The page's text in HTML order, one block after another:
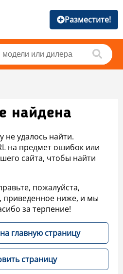
Разместите!
найдена
не удалось найти.
на предмет ошибок или
сайта, чтобы найти
пожалуйста,
приведенное ниже, и мы
за терпение!
главную страницу
страницу